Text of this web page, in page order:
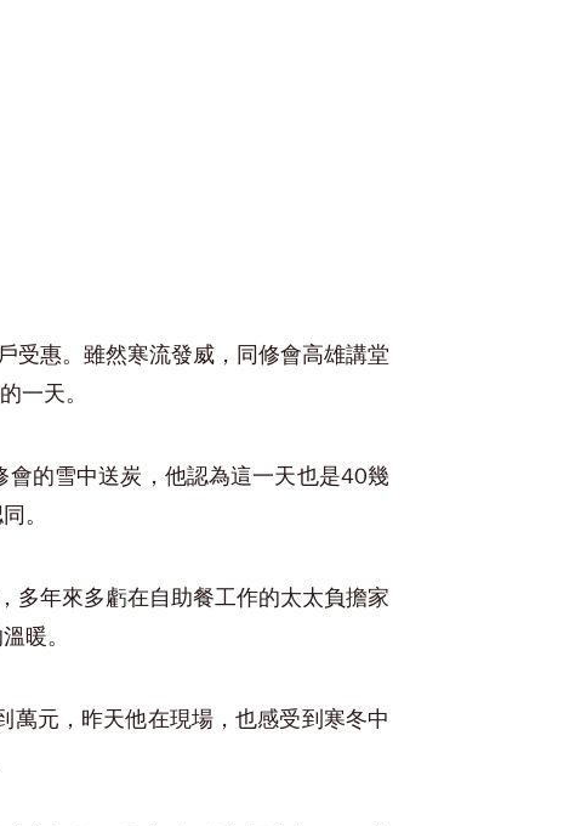
受惠。雖然寒流發威，同修會高雄講堂
一天。
的雪中送炭，他認為這一天也是40幾
。
多年來多虧在自助餐工作的太太負擔家
暖。
元，昨天他在現場，也感受到寒冬中